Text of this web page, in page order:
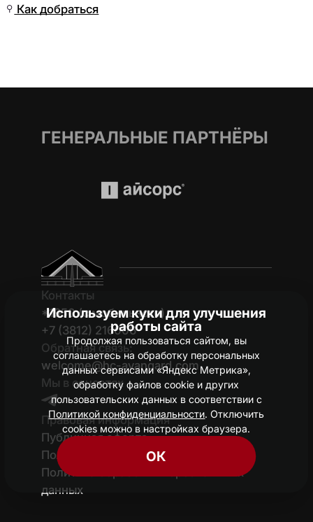
Как добраться
ГЕНЕРАЛЬНЫЕ ПАРТНЁРЫ
Контакты
*1950 (c мобильного)
+7 (3812) 216006
Обратная связь:
welcome@hc-avangard.com
Мы в соцсетях
Правовая информация
Публичная оферта
Политика конфиденциальности
Политика обработки персональных
данных
Используем куки для улучшения
работы сайта
Продолжая пользоваться сайтом, вы
соглашаетесь на обработку персональных
данных сервисами «Яндекс Метрика»,
обработку файлов cookie и других
пользовательских данных в соответствии с
Политикой конфиденциальности. Отключить
cookies можно в настройках браузера.
ОК